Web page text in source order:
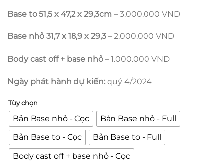
Base to 51,5 x 47,2 x 29,3cm – 3.000.000 VND
Base nhỏ 31,7 x 18,9 x 29,3 – 2.000.000 VND
Body cast off + base nhỏ – 1.000.000 VND
Ngày phát hành dự kiến: quý 4/2024
Tùy chọn
Bản Base nhỏ - Cọc
Bản Base nhỏ - Full
Bản Base to - Cọc
Bản Base to - Full
Body cast off + base nhỏ - Cọc